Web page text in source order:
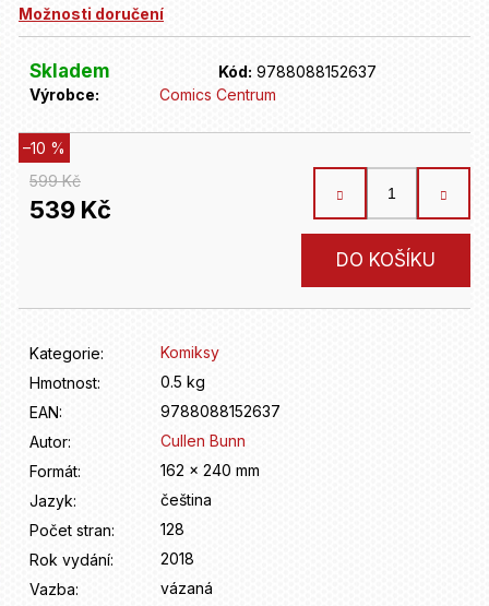
Možnosti doručení
Skladem Kód: 9788088152637
Výrobce:
Comics Centrum
599 Kč
–10 %
539 Kč
DO KOŠÍKU
Kategorie:
Komiksy
Hmotnost:
0.5 kg
EAN:
9788088152637
Autor:
Cullen Bunn
Formát:
162 x 240 mm
Jazyk:
čeština
Počet stran:
128
Rok vydání:
2018
Vazba:
vázaná
j
?
HLEDAT
r
u
č
u
e
m
e